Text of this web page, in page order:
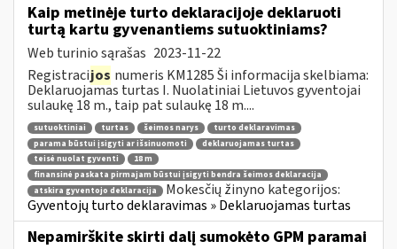
Kaip metinėje turto deklaracijoje deklaruoti
turtą kartu gyvenantiems sutuoktiniams?
Web turinio sąrašas 2023-11-22
Registracijos numeris KM1285 Ši informacija skelbiama:
Deklaruojamas turtas I. Nuolatiniai Lietuvos gyventojai
sulaukę 18 m., taip pat sulaukę 18 m....
sutuoktiniai turtas šeimos narys
turto deklaravimas
parama būstui įsigyti ar išsinuomoti
deklaruojamas turtas
teisė nuolat gyventi
18 m
finansinė paskata pirmajam būstui įsigyti bendra šeimos deklaracija
atskira gyventojo deklaracija
Mokesčių žinyno kategorijos:
Gyventojų turto deklaravimas » Deklaruojamas turtas
Nepamirškite skirti dalį sumokėto GPM paramai